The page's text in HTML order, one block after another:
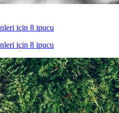
için 8 ipucu
için 8 ipucu